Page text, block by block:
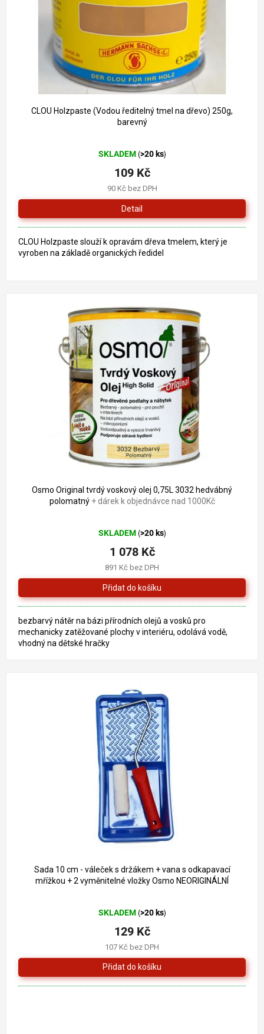
CLOU Holzpaste (Vodou ředitelný tmel na dřevo) 250g,
barevný
hodnocení
produktu
je
5,0
z
5
hvězdiček.
SKLADEM (>20 ks)
90 Kč bez DPH
109 Kč
Detail
CLOU Holzpaste slouží k opravám dřeva tmelem, který je
vyroben na základě organických ředidel
Osmo Original tvrdý voskový olej 0,75L 3032 hedvábný
polomatný + dárek k objednávce nad 1000Kč
hodnocení
produktu
je
5,0
z
5
hvězdiček.
SKLADEM (>20 ks)
891 Kč bez DPH
1 078 Kč
bezbarvý nátěr na bázi přírodních olejů a vosků pro
mechanicky zatěžované plochy v interiéru, odolává vodě,
vhodný na dětské hračky
Sada 10 cm - váleček s držákem + vana s odkapavací
mřížkou + 2 vyměnitelné vložky Osmo NEORIGINÁLNÍ
hodnocení
produktu
je
5,0
z
5
hvězdiček.
SKLADEM (>20 ks)
107 Kč bez DPH
129 Kč